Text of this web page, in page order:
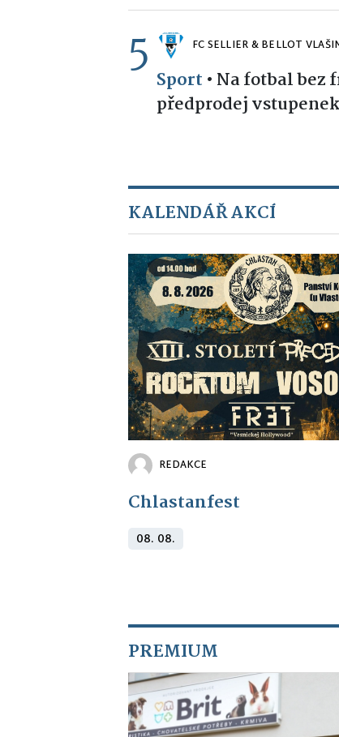
5 FC SELLIER & BELLOT
Sport • Na fotbal bez
předprodej
KALENDÁŘ AKCÍ
REDAKCE
Chlastanfest
08. 08.
PREMIUM